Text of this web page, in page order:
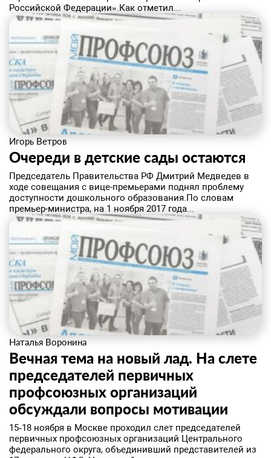
Российской Федерации».Как отметил...
Игорь Ветров
​Очереди в детские сады остаются
Председатель Правительства РФ Дмитрий Медведев в
ходе совещания с вице-премьерами поднял проблему
доступности дошкольного образования.По словам
премьер-министра, на 1 ноября 2017 года...
Наталья Воронина
Вечная тема на новый лад. На слете
председателей первичных
профсоюзных организаций
обсуждали вопросы мотивации
​15‑18 ноября в Москве проходил слет председателей
первичных профсоюзных организаций Центрального
федерального округа, объединивший представителей из